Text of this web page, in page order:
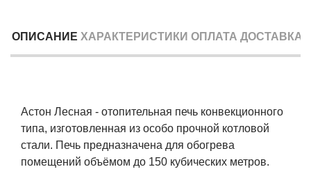
ОПИСАНИЕ ХАРАКТЕРИСТИКИ ОПЛАТА ДОСТАВКА
Астон Лесная - отопительная печь конвекционного
типа, изготовленная из особо прочной котловой
стали. Печь предназначена для обогрева
помещений объёмом до 150 кубических метров.